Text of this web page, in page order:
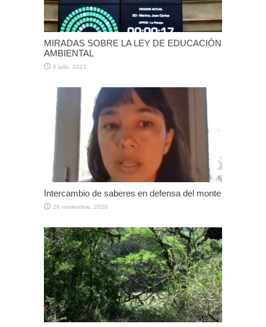
MIRADAS SOBRE LA LEY DE EDUCACIÓN
AMBIENTAL
6 julio, 2021
Intercambio de saberes en defensa del monte
26 noviembre, 2020